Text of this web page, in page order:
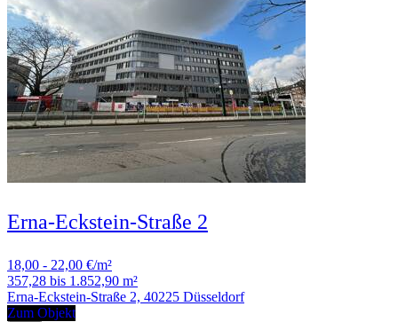
Erna-Eckstein-Straße 2
18,00 - 22,00 €/m²
357,28 bis 1.852,90 m²
Erna-Eckstein-Straße 2, 40225 Düsseldorf
Zum Objekt